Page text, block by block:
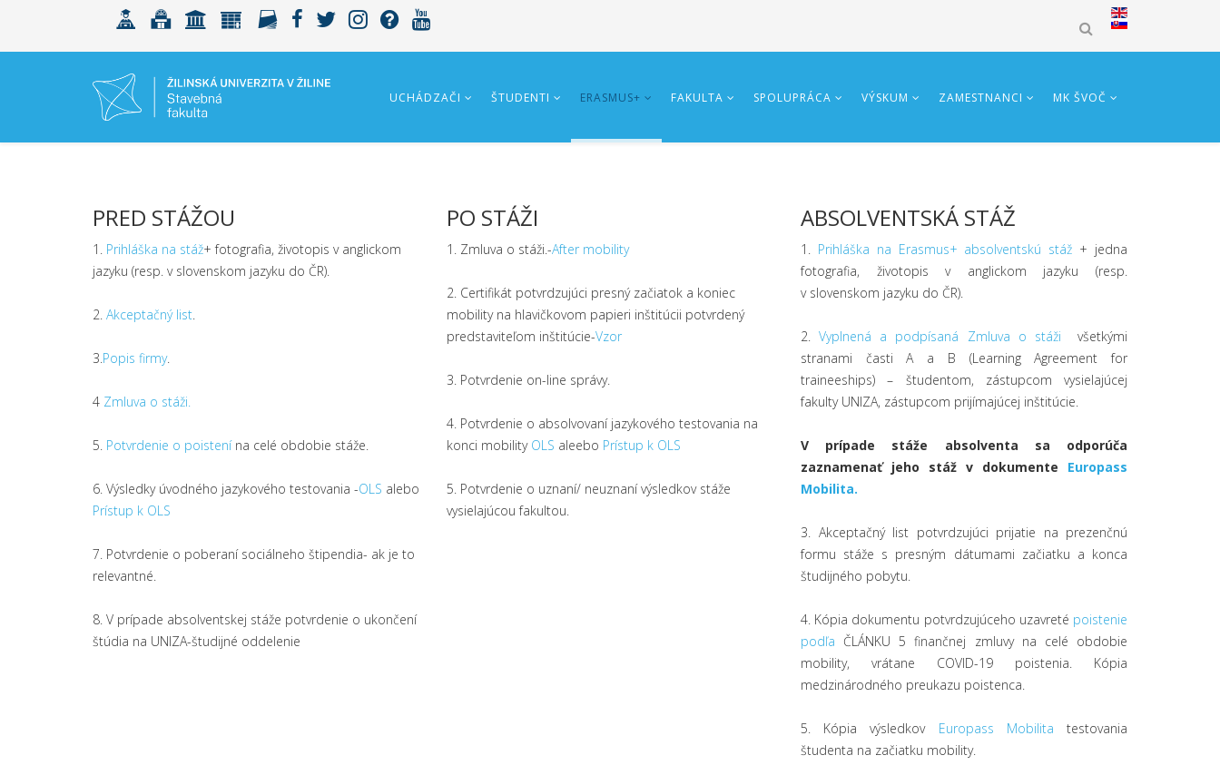
UCHÁDZAČI ŠTUDENTI ERASMUS+ FAKULTA SPOLUPRÁCA VÝSKUM ZAMESTNANCI MK ŠVOČ
PRED STÁŽOU
1. Prihláška na stáž+ fotografia, životopis v anglickom
jazyku (resp. v slovenskom jazyku do ČR).
2. Akceptačný list.
3.Popis firmy.
4 Zmluva o stáži.
5. Potvrdenie o poistenína celé obdobie stáže.
6. Výsledky úvodného jazykového testovania -OLS alebo
Prístup k OLS
7. Potvrdenie o poberaní sociálneho štipendia- ak je to
relevantné.
8. V prípade absolventskej stáže potvrdenie o ukončení
štúdia na UNIZA-študijné oddelenie
PO STÁŽI
1. Zmluva o stáži.-After mobility
2. Certifikát potvrdzujúci presný začiatok a koniec
mobility na hlavičkovom papieri inštitúcii potvrdený
predstaviteľom inštitúcie-Vzor
3. Potvrdenie on-line správy.
4. Potvrdenie o absolvovaní jazykového testovania na
konci mobility OLS aleebo Prístup k OLS
5. Potvrdenie o uznaní/ neuznaní výsledkov stáže
vysielajúcou fakultou.
ABSOLVENTSKÁ STÁŽ
1. Prihláška na Erasmus+ absolventskú stáž + jedna
fotografia, životopis v anglickom jazyku (resp.
v slovenskom jazyku do ČR).
2.Vyplnená a podpísaná Zmluva o stáži všetkými
stranami časti A a B (Learning Agreement for
traineeships) – študentom, zástupcom vysielajúcej
fakulty UNIZA, zástupcom prijímajúcej inštitúcie.
V prípade stáže absolventa sa odporúča
zaznamenať jeho stáž v dokumente Europass
Mobilita.
3. Akceptačný list potvrdzujúci prijatie na prezenčnú
formu stáže s presným dátumami začiatku a konca
študijného pobytu.
4. Kópia dokumentu potvrdzujúceho uzavreté poistenie
podľa ČLÁNKU 5 finančnej zmluvy na celé obdobie
mobility, vrátane COVID-19 poistenia. Kópia
medzinárodného preukazu poistenca.
5. Kópia výsledkov Europass Mobilita testovania
študenta na začiatku mobility.